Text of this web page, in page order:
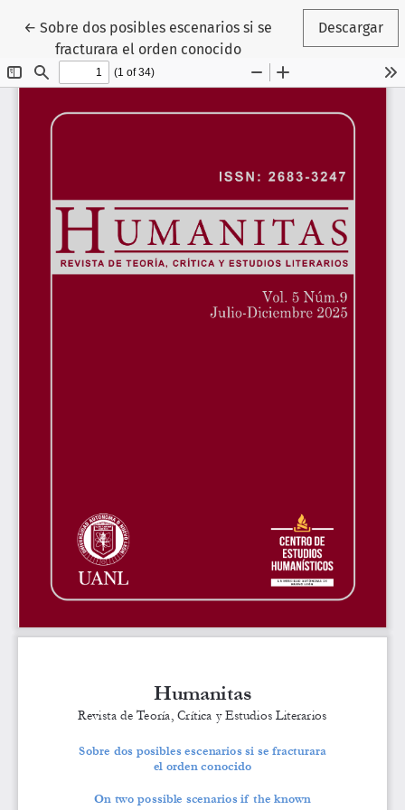
←Volver a los detalles del artículo
Sobre dos posibles escenarios si se
fracturara el orden conocido
Descargar